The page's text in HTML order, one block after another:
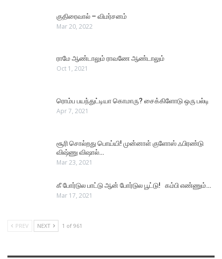
குதிரைவால் – விமர்சனம்
Mar 20, 2022
ராமே ஆண்டாலும் ராவணே ஆண்டாலும்
Oct 1, 2021
ரொம்ப பயந்துட்டியா கொமாரு? சைக்கிளோடு ஒரு பல்டி
Apr 7, 2021
சூரி சொல்றது பொய்யி! முன்னாள் குளோஸ் ஃபிரண்டு
விஷ்ணு விஷால்…
Mar 23, 2021
கீ போர்டுல பாட்டு ஆன் போர்டுல பூட்டு! கம்பி எண்ணும்…
Mar 17, 2021
PREV NEXT 1 of 961